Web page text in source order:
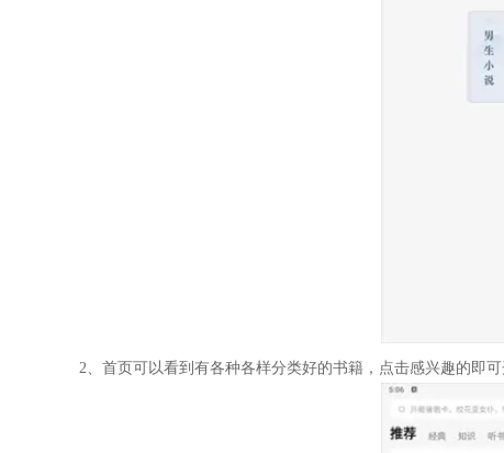
2、首页可以看到有各种各样分类好的书籍，点击感兴趣的即